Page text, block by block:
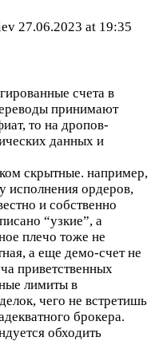
27.06.2023 at 19:35
счета в
принимают
то на дропов-
данных и
скрытные. например,
исполнения ордеров,
и собственно
“узкие”, а
плечо тоже не
а еще демо-счет не
приветственных
лимиты в
чего не встретишь
брокера.
обходить